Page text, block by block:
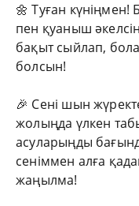
🌼 Туған
пен қуаныш
бақыт сыйлап,
болсын!
🎉 Сені шын
жолыңда үлкен
асуларыңды
сеніммен алға
жаңылма!